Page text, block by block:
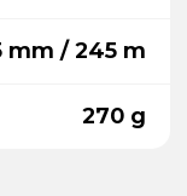
mm / 245 m
270 g